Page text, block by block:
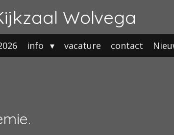
Wolvega
info vacature contact